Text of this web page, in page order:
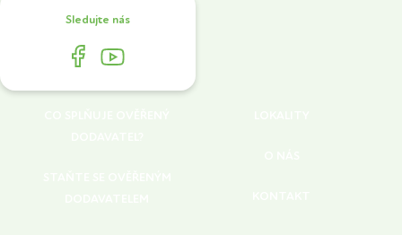
Sledujte nás